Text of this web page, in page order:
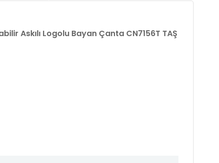
Askılı Logolu Bayan Çanta CN7156T TAŞ